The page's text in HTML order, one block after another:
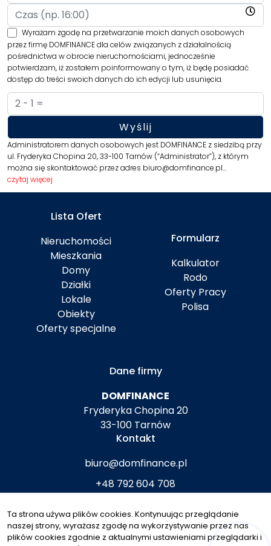
Wyrażam zgodę na przetwarzanie moich danych osobowych
przez firmę DOMFINANCE dla celów związanych z działalnością
pośrednictwa w obrocie nieruchomościami, jednocześnie
potwierdzam, iż zostałem poinformowany o tym, iż będę posiadać
dostęp do treści swoich danych do ich edycji lub usunięcia.
Administratorem danych osobowych jest DOMFINANCE z siedzibą przy
ul. Fryderyka Chopina 20, 33-100 Tarnów (“Administrator”), z którym
można się skontaktować przez adres biuro@domfinance.pl…
czytaj więcej
Lista Ofert
Nieruchomości
Mieszkania
Domy
Działki
Lokale
Obiekty
Oferty specjalne
Formularz
Kalkulator
Rodo
Oferty Pracy
Polisa
Dane firmy
DOMFINANCE
Fryderyka Chopina 20
33-100 Tarnów
Kontakt
biuro@domfinance.pl
+48 792 604 708
Znajdziesz nas tu
Ta strona używa plików cookies. Kontynuując przeglądanie
naszej strony, wyrażasz zgodę na wykorzystywanie przez nas
plików cookies zgodnie z aktualnymi ustawieniami przeglądarki i